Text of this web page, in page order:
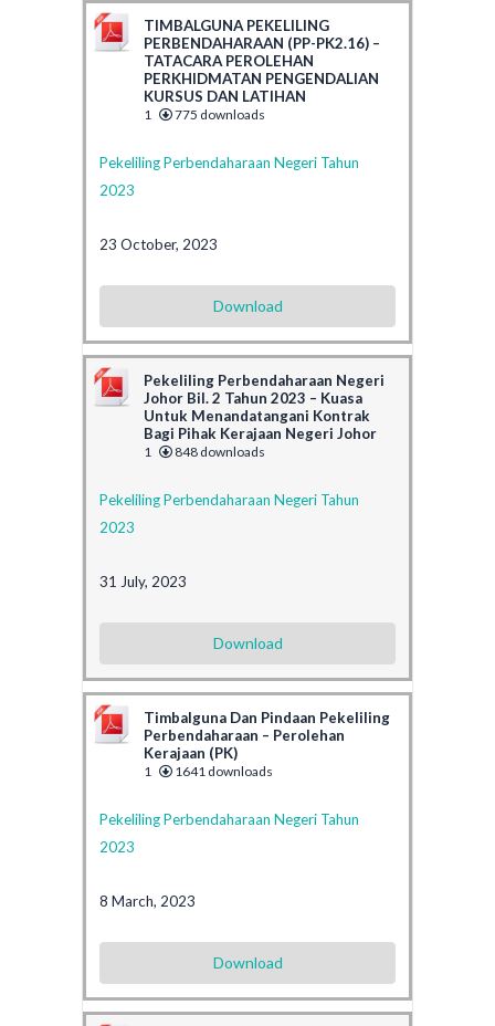
TIMBALGUNA PEKELILING
PERBENDAHARAAN (PP-PK2.16) –
TATACARA PEROLEHAN
PERKHIDMATAN PENGENDALIAN
KURSUS DAN LATIHAN
1 775 downloads
Pekeliling Perbendaharaan Negeri Tahun
2023
23 October, 2023
Download
Pekeliling Perbendaharaan Negeri
Johor Bil. 2 Tahun 2023 – Kuasa
Untuk Menandatangani Kontrak
Bagi Pihak Kerajaan Negeri Johor
1 848 downloads
Pekeliling Perbendaharaan Negeri Tahun
2023
31 July, 2023
Download
Timbalguna Dan Pindaan Pekeliling
Perbendaharaan – Perolehan
Kerajaan (PK)
1 1641 downloads
Pekeliling Perbendaharaan Negeri Tahun
2023
8 March, 2023
Download